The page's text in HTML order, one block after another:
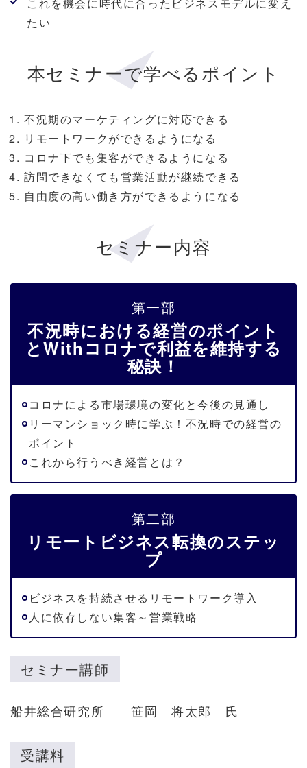
たい
本セミナーで学べるポイント
不況期のマーケティングに対応できる
リモートワークができるようになる
コロナ下でも集客ができるようになる
訪問できなくても営業活動が継続できる
自由度の高い働き方ができるようになる
セミナー内容
第一部
不況時における経営のポイント
とWithコロナで利益を維持する
秘訣！
コロナによる市場環境の変化と今後の見通し
リーマンショック時に学ぶ！不況時での経営の
ポイント
これから行うべき経営とは？
第二部
リモートビジネス転換のステッ
プ
ビジネスを持続させるリモートワーク導入
人に依存しない集客～営業戦略
セミナー講師
船井総合研究所 笹岡 将太郎 氏
受講料